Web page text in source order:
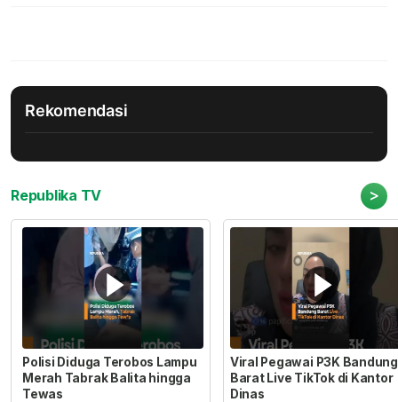
Rekomendasi
Republika TV >
Polisi Diduga Terobos Lampu
Merah Tabrak Balita hingga
Tewas
Viral Pegawai P3K Bandung
Barat Live TikTok di Kantor
Dinas